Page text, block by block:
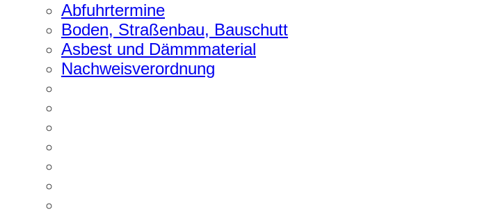
Abfuhrtermine
Boden, Straßenbau, Bauschutt
Asbest und Dämmmaterial
Nachweisverordnung